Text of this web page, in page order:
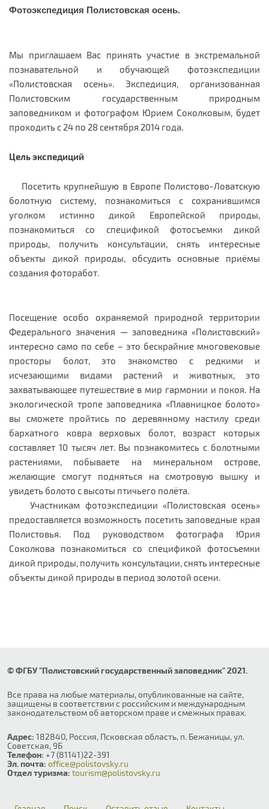
Фотоэкспедиция Полистовская осень.
Мы приглашаем Вас принять участие в экстремальной
познавательной и обучающей фотоэкспедиции
«Полистовская осень». Экспедиция, организованная
Полистовским государственным природным
заповедником и фотографом Юрием Соколковым, будет
проходить с 24 по 28 сентября 2014 года.
Цель экспедиций
Посетить крупнейшую в Европе Полистово-Ловатскую
болотную систему, познакомиться с сохранившимся
уголком истинно дикой Европейской природы,
познакомиться со спецификой фотосъемки дикой
природы, получить консультации, снять интересные
объекты дикой природы, обсудить основные приёмы
создания фоторабот.
Посещение особо охраняемой природной территории
Федерального значения — заповедника «Полистовский»
интересно само по себе – это бескрайние многовековые
просторы болот, это знакомство с редкими и
исчезающими видами растений и животных, это
захватывающее путешествие в мир гармонии и покоя. На
экологической тропе заповедника «Плавницкое болото»
вы сможете пройтись по деревянному настилу среди
бархатного ковра верховых болот, возраст которых
составляет 10 тысяч лет. Вы познакомитесь с болотными
растениями, побываете на минеральном острове,
желающие смогут подняться на смотровую вышку и
увидеть болото с высоты птичьего полёта.
Участникам фотоэкспедиции «Полистовская осень»
предоставляется возможность посетить заповедные края
Полистовья. Под руководством фотографа Юрия
Соколкова познакомиться со спецификой фотосъемки
дикой природы, получить консультации, снять интересные
объекты дикой природы в период золотой осени.
© ФГБУ "Полистовский государственный заповедник" 2021.
Все права на любые материалы, опубликованные на сайте,
защищены в соответствии с российским и международным
законодательством об авторском праве и смежных правах.
Адрес: 182840, Россия, Псковская область, п. Бежаницы, ул.
Советская, 9Б
Телефон: +7 (81141)22-391
Эл. почта: office@polistovsky.ru
Отдел туризма: tourism@polistovsky.ru